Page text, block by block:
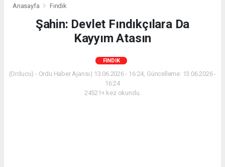
Anasayfa Fındık
Şahin: Devlet Fındıkçılara Da
Kayyım Atasın
FINDIK
(Orducu) - Ordu Haber Ajansı | 13.06.2026 - 16:24, Güncelleme: 13.06.2026 -
16:24
24521+ kez okundu.